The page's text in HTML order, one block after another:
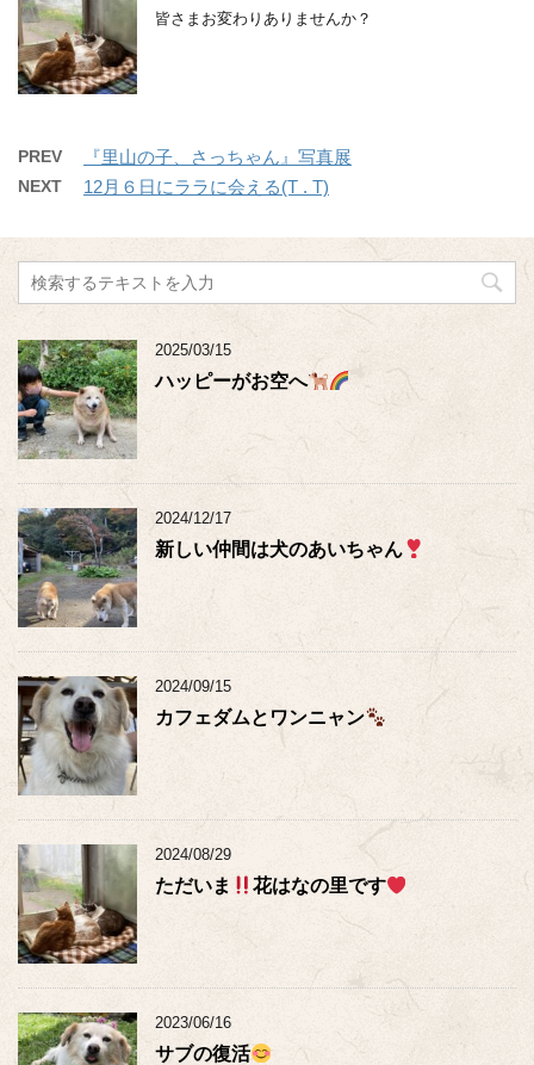
皆さまお変わりありませんか？
PREV 『里山の子、さっちゃん』写真展
NEXT 12月６日にララに会える(T . T)
2025/03/15
ハッピーがお空へ
2024/12/17
新しい仲間は犬のあいちゃん
2024/09/15
カフェダムとワンニャン
2024/08/29
ただいま 花はなの里です
2023/06/16
サブの復活